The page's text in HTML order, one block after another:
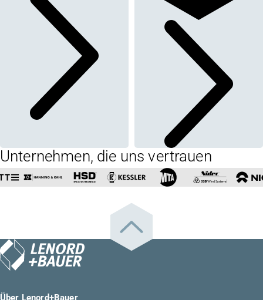
Unternehmen, die uns vertrauen
Über Lenord+Bauer